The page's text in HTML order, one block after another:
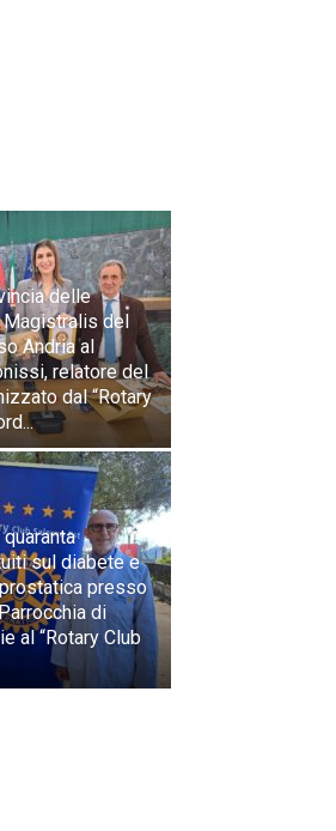
delle
Magistralis del
Andria al
relatore del
dal “Rotary
sul diabete e
presso
di
al “Rotary Club